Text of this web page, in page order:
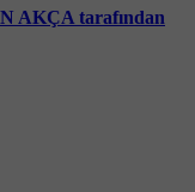
AKÇA tarafından